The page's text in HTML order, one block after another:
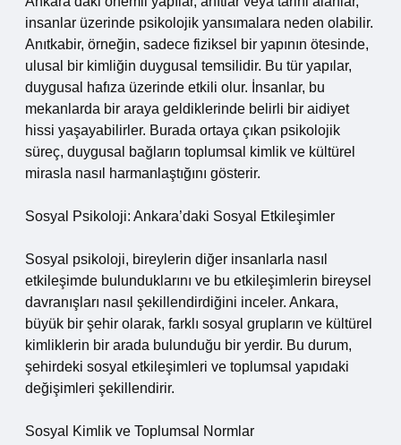
insanlar üzerinde psikolojik yansımalara neden olabilir.
Anıtkabir, örneğin, sadece fiziksel bir yapının ötesinde,
ulusal bir kimliğin duygusal temsilidir. Bu tür yapılar,
duygusal hafıza üzerinde etkili olur. İnsanlar, bu
mekanlarda bir araya geldiklerinde belirli bir aidiyet
hissi yaşayabilirler. Burada ortaya çıkan psikolojik
süreç, duygusal bağların toplumsal kimlik ve kültürel
mirasla nasıl harmanlaştığını gösterir.
Sosyal Psikoloji: Ankara’daki Sosyal Etkileşimler
Sosyal psikoloji, bireylerin diğer insanlarla nasıl
etkileşimde bulunduklarını ve bu etkileşimlerin bireysel
davranışları nasıl şekillendirdiğini inceler. Ankara,
büyük bir şehir olarak, farklı sosyal grupların ve kültürel
kimliklerin bir arada bulunduğu bir yerdir. Bu durum,
şehirdeki sosyal etkileşimleri ve toplumsal yapıdaki
değişimleri şekillendirir.
Sosyal Kimlik ve Toplumsal Normlar